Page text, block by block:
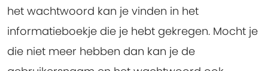
het wachtwoord kan je vinden in het
informatieboekje die je hebt gekregen. Mocht je
die niet meer hebben dan kan je de